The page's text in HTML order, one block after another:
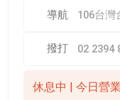
導航 106台灣
撥打 02 2394
休息中 | 今日營